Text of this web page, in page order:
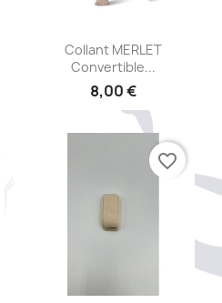
Aperçu rapide
Collant MERLET
Convertible...
8,00 €
favorite_border